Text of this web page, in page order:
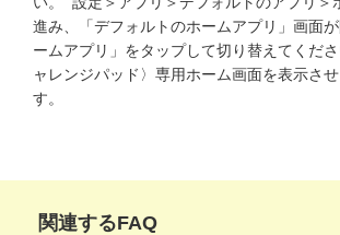
進み、「デフォルトのホームアプリ」画面
ームアプリ」をタップして切り替えてくだ
ャレンジパッド〉専用ホーム画面を表示さ
す。
関連するFAQ